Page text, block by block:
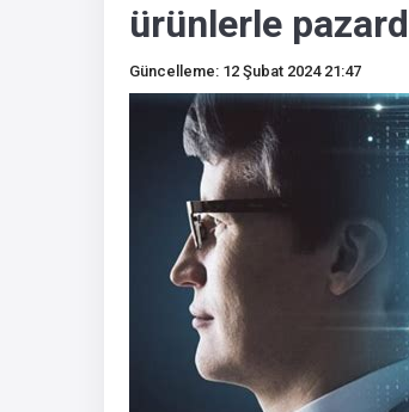
ürünlerle
Güncelleme: 12 Şubat 2024 21:47